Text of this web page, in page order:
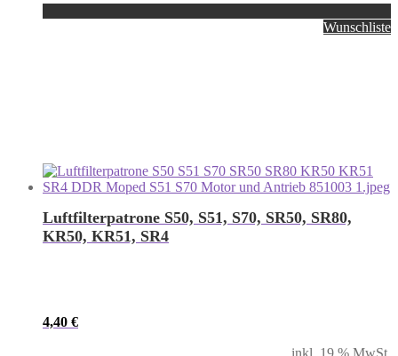
Wunschliste
Luftfilterpatrone S50, S51, S70, SR50, SR80,
KR50, KR51, SR4
4,40 €
inkl. 19 % MwSt.